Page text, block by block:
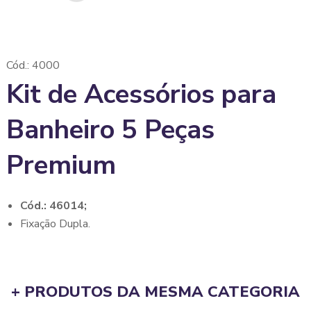
Cód.: 4000
Kit de Acessórios para
Banheiro 5 Peças
Premium
Cód.: 46014;
Fixação Dupla.
+ PRODUTOS DA MESMA CATEGORIA